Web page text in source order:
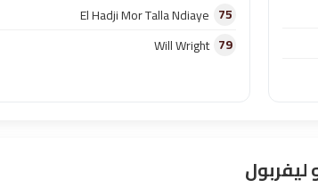
75
El Hadji Mor Talla Ndiaye
79
Will Wright